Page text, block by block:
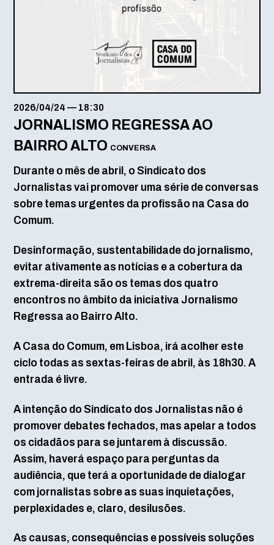
2026/04/24 — 18:30
JORNALISMO REGRESSA AO
BAIRRO ALTO CONVERSA
Durante o mês de abril, o Sindicato dos
Jornalistas vai promover uma série de conversas
sobre temas urgentes da profissão na Casa do
Comum.
Desinformação, sustentabilidade do jornalismo,
evitar ativamente as notícias e a cobertura da
extrema-direita são os temas dos quatro
encontros no âmbito da iniciativa Jornalismo
Regressa ao Bairro Alto.
A Casa do Comum, em Lisboa, irá acolher este
ciclo todas as sextas-feiras de abril, às 18h30. A
entrada é livre.
A intenção do Sindicato dos Jornalistas não é
promover debates fechados, mas apelar a todos
os cidadãos para se juntarem à discussão.
Assim, haverá espaço para perguntas da
audiência, que terá a oportunidade de dialogar
com jornalistas sobre as suas inquietações,
perplexidades e, claro, desilusões.
As causas, consequências e possíveis soluções